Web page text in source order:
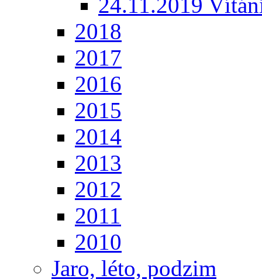
2018
2017
2016
2015
2014
2013
2012
2011
2010
Jaro, léto, podzim